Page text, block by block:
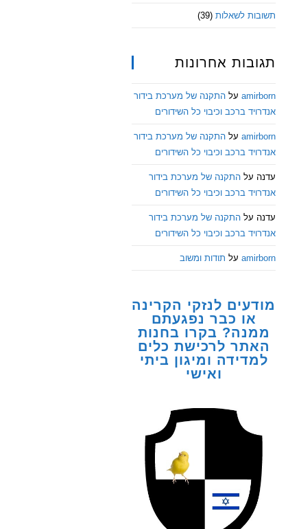
תשובות לשאלות (39)
תגובות אחרונות
amirborn על התקנה של מערכת בידור
אנדרויד ברכב וכיבוי כל השידורים
amirborn על התקנה של מערכת בידור
אנדרויד ברכב וכיבוי כל השידורים
עדנה על התקנה של מערכת בידור
אנדרויד ברכב וכיבוי כל השידורים
עדנה על התקנה של מערכת בידור
אנדרויד ברכב וכיבוי כל השידורים
amirborn על תודות ומשוב
מודעים לנזקי הקרינה
או כבר נפגעתם
ממנה? בקרו בחנות
האתר לרכישת כלים
למדידה ומיגון ביתי
ואישי